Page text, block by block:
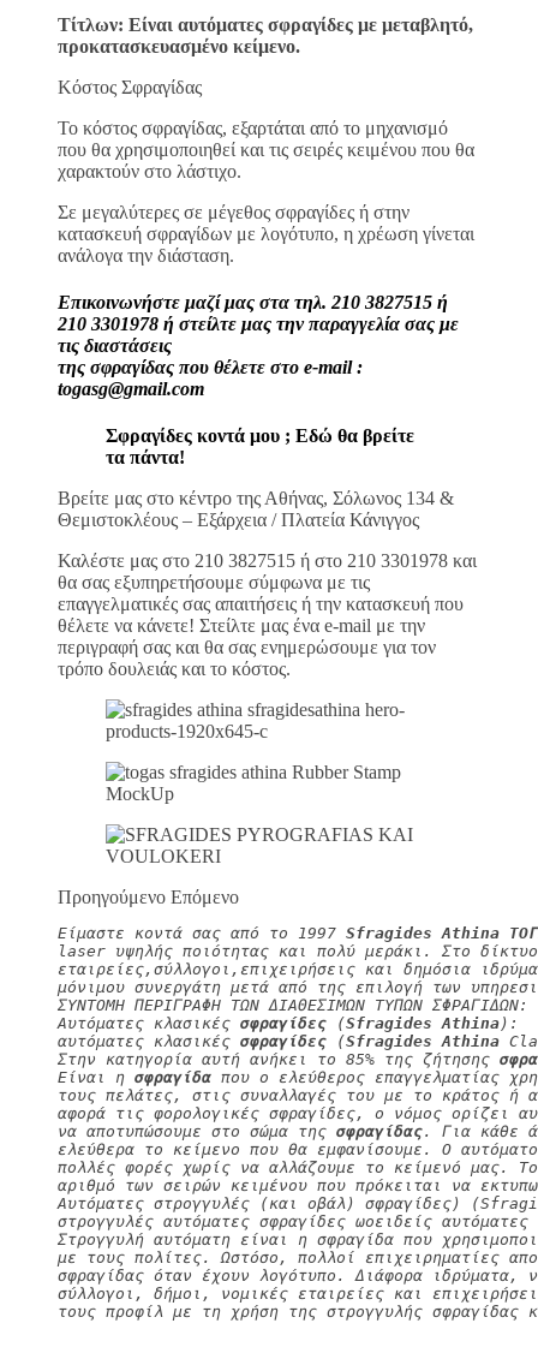
Τίτλων: Είναι αυτόματες σφραγίδες με μεταβλητό,
προκατασκευασμένο κείμενο.
Κόστος Σφραγίδας
Το κόστος σφραγίδας, εξαρτάται από το μηχανισμό
που θα χρησιμοποιηθεί και τις σειρές κειμένου που θα
χαρακτούν στο λάστιχο.
Σε μεγαλύτερες σε μέγεθος σφραγίδες ή στην
κατασκευή σφραγίδων με λογότυπο, η χρέωση γίνεται
ανάλογα την διάσταση.
Επικοινωνήστε μαζί μας στα τηλ. 210 3827515 ή
210 3301978 ή στείλτε μας την παραγγελία σας με
τις διαστάσεις
της σφραγίδας που θέλετε στο e-mail :
togasg@gmail.com
Σφραγίδες κοντά μου ; Εδώ θα βρείτε
τα πάντα!
Βρείτε μας στο κέντρο της Αθήνας, Σόλωνος 134 &
Θεμιστοκλέους – Εξάρχεια / Πλατεία Κάνιγγος
Καλέστε μας στο 210 3827515 ή στο 210 3301978 και
θα σας εξυπηρετήσουμε σύμφωνα με τις
επαγγελματικές σας απαιτήσεις ή την κατασκευή που
θέλετε να κάνετε! Στείλτε μας ένα e-mail με την
περιγραφή σας και θα σας ενημερώσουμε για τον
τρόπο δουλειάς και το κόστος.
Προηγούμενο Επόμενο
Είμαστε κοντά σας από το 1997 Sfragides Athina
laser υψηλής ποιότητας και πολύ μεράκι. Στο
εταιρείες,σύλλογοι,επιχειρήσεις και δημόσια
μόνιμου συνεργάτη μετά από της επιλογή των
ΣΥΝΤΟΜΗ ΠΕΡΙΓΡΑΦΗ ΤΩΝ ΔΙΑΘΕΣΙΜΩΝ ΤΥΠΩΝ ΣΦΡΑΓΙΔΩΝ:
Αυτόματες κλασικές σφραγίδες (Sfragides Athina):
αυτόματες κλασικές σφραγίδες (Sfragides Athina
Στην κατηγορία αυτή ανήκει το 85% της ζήτησης
Είναι η σφραγίδα που ο ελεύθερος επαγγελματίας
τους πελάτες, στις συναλλαγές του με το κράτος ή
αφορά τις φορολογικές σφραγίδες, ο νόμος ορίζει
να αποτυπώσουμε στο σώμα της σφραγίδας. Για κάθε
ελεύθερα το κείμενο που θα εμφανίσουμε. Ο
πολλές φορές χωρίς να αλλάζουμε το κείμενό μας.
αριθμό των σειρών κειμένου που πρόκειται να
Αυτόματες στρογγυλές (και οβάλ) σφραγίδες)
στρογγυλές αυτόματες σφραγίδες ωοειδείς αυτόματες
Στρογγυλή αυτόματη είναι η σφραγίδα που
με τους πολίτες. Ωστόσο, πολλοί επιχειρηματίες
σφραγίδας όταν έχουν λογότυπο. Διάφορα ιδρύματα,
σύλλογοι, δήμοι, νομικές εταιρείες και
τους προφίλ με τη χρήση της στρογγυλής